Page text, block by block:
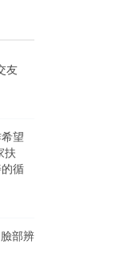
友
望
扶
循
部辨